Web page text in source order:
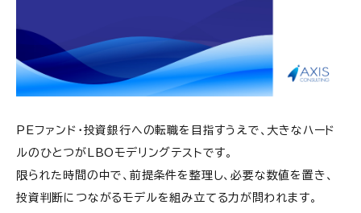
PEファンド・投資銀行への転職を目指すうえで、大きなハード
ルのひとつがLBOモデリングテストです。
限られた時間の中で、前提条件を整理し、必要な数値を置き、
投資判断につながるモデルを組み立てる力が問われます。